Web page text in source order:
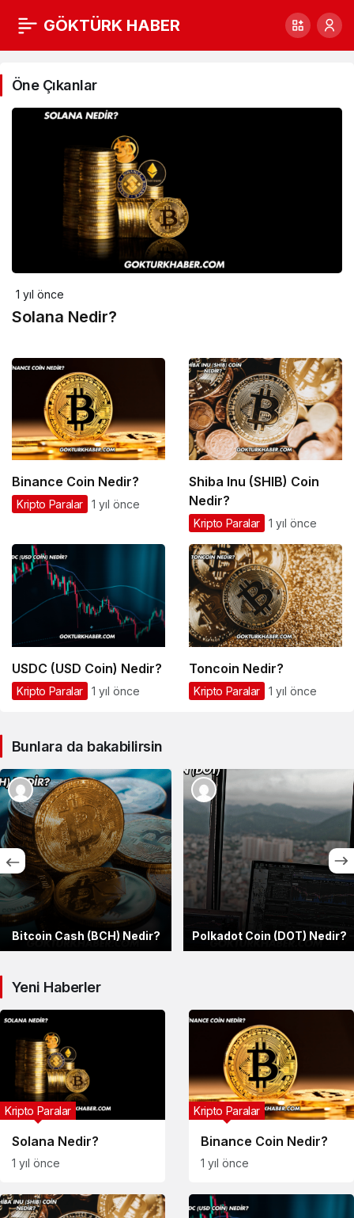
GÖKTÜRK HABER
Öne Çıkanlar
1 yıl önce
Solana Nedir?
Binance Coin Nedir?
Kripto Paralar 1 yıl önce
Shiba Inu (SHIB) Coin
Nedir?
Kripto Paralar 1 yıl önce
USDC (USD Coin) Nedir?
Kripto Paralar 1 yıl önce
Toncoin Nedir?
Kripto Paralar 1 yıl önce
Bunlara da bakabilirsin
Bitcoin Cash (BCH) Nedir? Polkadot Coin (DOT) Nedir?
Yeni Haberler
Solana Nedir?
Kripto Paralar
1 yıl önce
Binance Coin Nedir?
Kripto Paralar
1 yıl önce